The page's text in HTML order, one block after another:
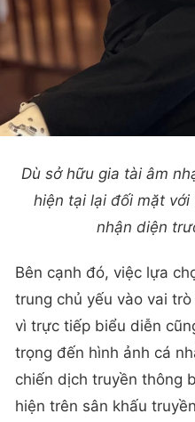
Dù sở hữu gia tài âm
hiện tại lại đối mặt
nhận diện
Bên cạnh đó, việc lựa
trung chủ yếu vào vai
vì trực tiếp biểu diễn
trọng đến hình ảnh cá
chiến dịch truyền thông
hiện trên sân khấu